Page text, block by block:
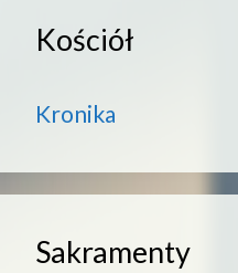
Kościół
Kronika
Sakramenty